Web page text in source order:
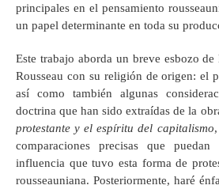
principales en el pensamiento
un papel determinante en toda su
Este trabajo aborda un breve esbozo
Rousseau con su religión de origen: el
así como también algunas
doctrina que han sido extraídas de la
protestante y el espíritu del capitalismo
comparaciones precisas que
influencia que tuvo esta forma de
rousseauniana. Posteriormente, haré